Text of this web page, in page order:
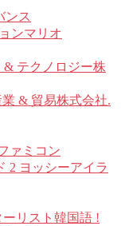
ンス
ンマリオ
& テクノロジー株
業 & 貿易株式会社.
ァミコン
2 ヨッシーアイラ
リスト韓国語 !